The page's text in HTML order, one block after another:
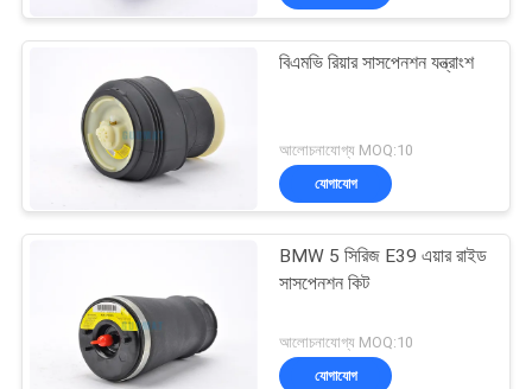
বিএমভি রিয়ার সাসপেনশন যন্ত্রাংশ
আলোচনাযোগ্য MOQ:10
যোগাযোগ
BMW 5 সিরিজ E39 এয়ার রাইড
সাসপেনশন কিট
আলোচনাযোগ্য MOQ:10
যোগাযোগ